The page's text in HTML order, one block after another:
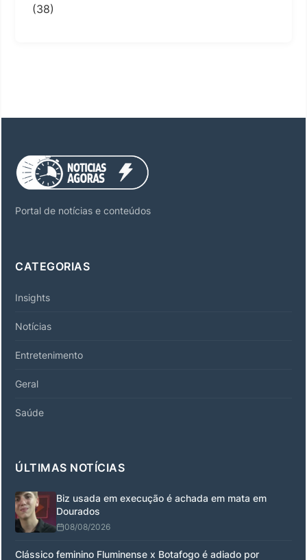
(38)
Portal de notícias e conteúdos
CATEGORIAS
Insights
Notícias
Entretenimento
Geral
Saúde
ÚLTIMAS NOTÍCIAS
Biz usada em execução é achada em mata em
Dourados
08/08/2026
Clássico feminino Fluminense x Botafogo é adiado por